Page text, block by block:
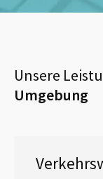
Unsere
Umgebung